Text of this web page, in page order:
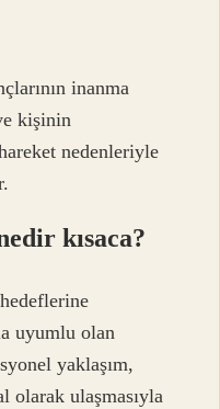
inanma
kişinin
nedenleriyle
kısaca?
uyumlu olan
yaklaşım,
olarak ulaşmasıyla